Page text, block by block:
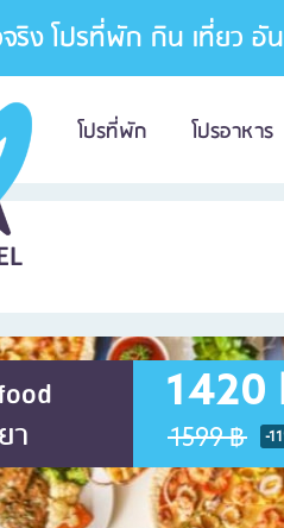
ริง โปรที่พัก กิน เที่ยว อั
โปรที่พัก โปรอาหาร
า
1420
1599 ฿ -